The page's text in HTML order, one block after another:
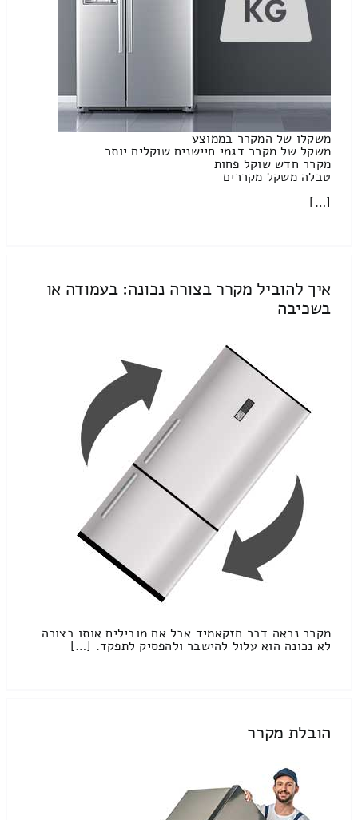
משקלו של המקרר בממוצע
משקל של מקרר דגמי חיישנים שוקלים יותר
מקרר חדש שוקל פחות
טבלה משקל מקררים
[…]
איך להוביל מקרר בצורה נכונה: בעמודה או
בשכיבה
מקרר נראה דבר חזקאמיד אבל אם מובילים אותו בצורה
לא נכונה הוא עלול להישבר ולהפסיק לתפקד. […]
הובלת מקרר